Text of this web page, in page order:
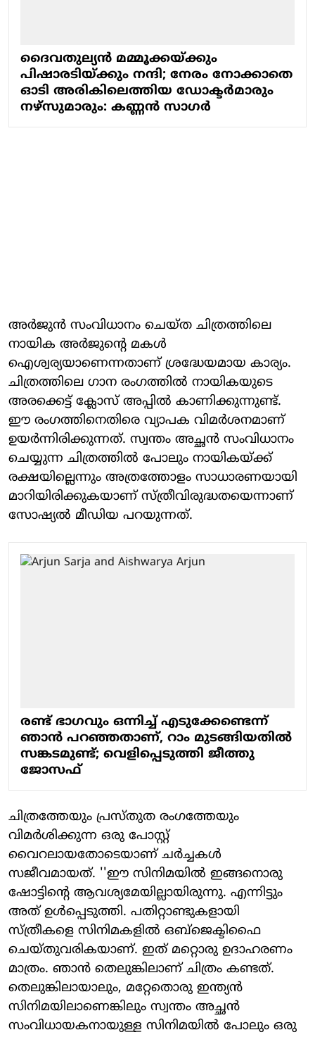
ദൈവതുല്യന്‍ മമ്മൂക്കയ്ക്കും
പിഷാരടിയ്ക്കും നന്ദി; നേരം നോക്കാതെ
ഓടി അരികിലെത്തിയ ഡോക്ടര്‍മാരും
നഴ്‌സുമാരും: കണ്ണന്‍ സാഗര്‍
അര്‍ജുന്‍ സംവിധാനം ചെയ്ത ചിത്രത്തിലെ
നായിക അര്‍ജുന്റെ മകള്‍
ഐശ്വര്യയാണെന്നതാണ് ശ്രദ്ധേയമായ കാര്യം.
ചിത്രത്തിലെ ഗാന രംഗത്തില്‍ നായികയുടെ
അരക്കെട്ട് ക്ലോസ് അപ്പില്‍ കാണിക്കുന്നുണ്ട്.
ഈ രംഗത്തിനെതിരെ വ്യാപക വിമര്‍ശനമാണ്
ഉയര്‍ന്നിരിക്കുന്നത്. സ്വന്തം അച്ഛന്‍ സംവിധാനം
ചെയ്യുന്ന ചിത്രത്തില്‍ പോലും നായികയ്ക്ക്
രക്ഷയില്ലെന്നും അത്രത്തോളം സാധാരണയായി
മാറിയിരിക്കുകയാണ് സ്ത്രീവിരുദ്ധതയെന്നാണ്
സോഷ്യല്‍ മീഡിയ പറയുന്നത്.
രണ്ട് ഭാഗവും ഒന്നിച്ച് എടുക്കേണ്ടെന്ന്
ഞാന്‍ പറഞ്ഞതാണ്, റാം മുടങ്ങിയതില്‍
സങ്കടമുണ്ട്; വെളിപ്പെടുത്തി ജീത്തു
ജോസഫ്
ചിത്രത്തേയും പ്രസ്തുത രംഗത്തേയും
വിമര്‍ശിക്കുന്ന ഒരു പോസ്റ്റ്
വൈറലായതോടെയാണ് ചര്‍ച്ചകള്‍
സജീവമായത്. ''ഈ സിനിമയില്‍ ഇങ്ങനൊരു
ഷോട്ടിന്റെ ആവശ്യമേയില്ലായിരുന്നു. എന്നിട്ടും
അത് ഉള്‍പ്പെടുത്തി. പതിറ്റാണ്ടുകളായി
സ്ത്രീകളെ സിനിമകളില്‍ ഒബ്‌ജെക്ടിഫൈ
ചെയ്തുവരികയാണ്. ഇത് മറ്റൊരു ഉദാഹരണം
മാത്രം. ഞാന്‍ തെലുങ്കിലാണ് ചിത്രം കണ്ടത്.
തെലുങ്കിലായാലും, മറ്റേതൊരു ഇന്ത്യന്‍
സിനിമയിലാണെങ്കിലും സ്വന്തം അച്ഛന്‍
സംവിധായകനായുള്ള സിനിമയില്‍ പോലും ഒരു